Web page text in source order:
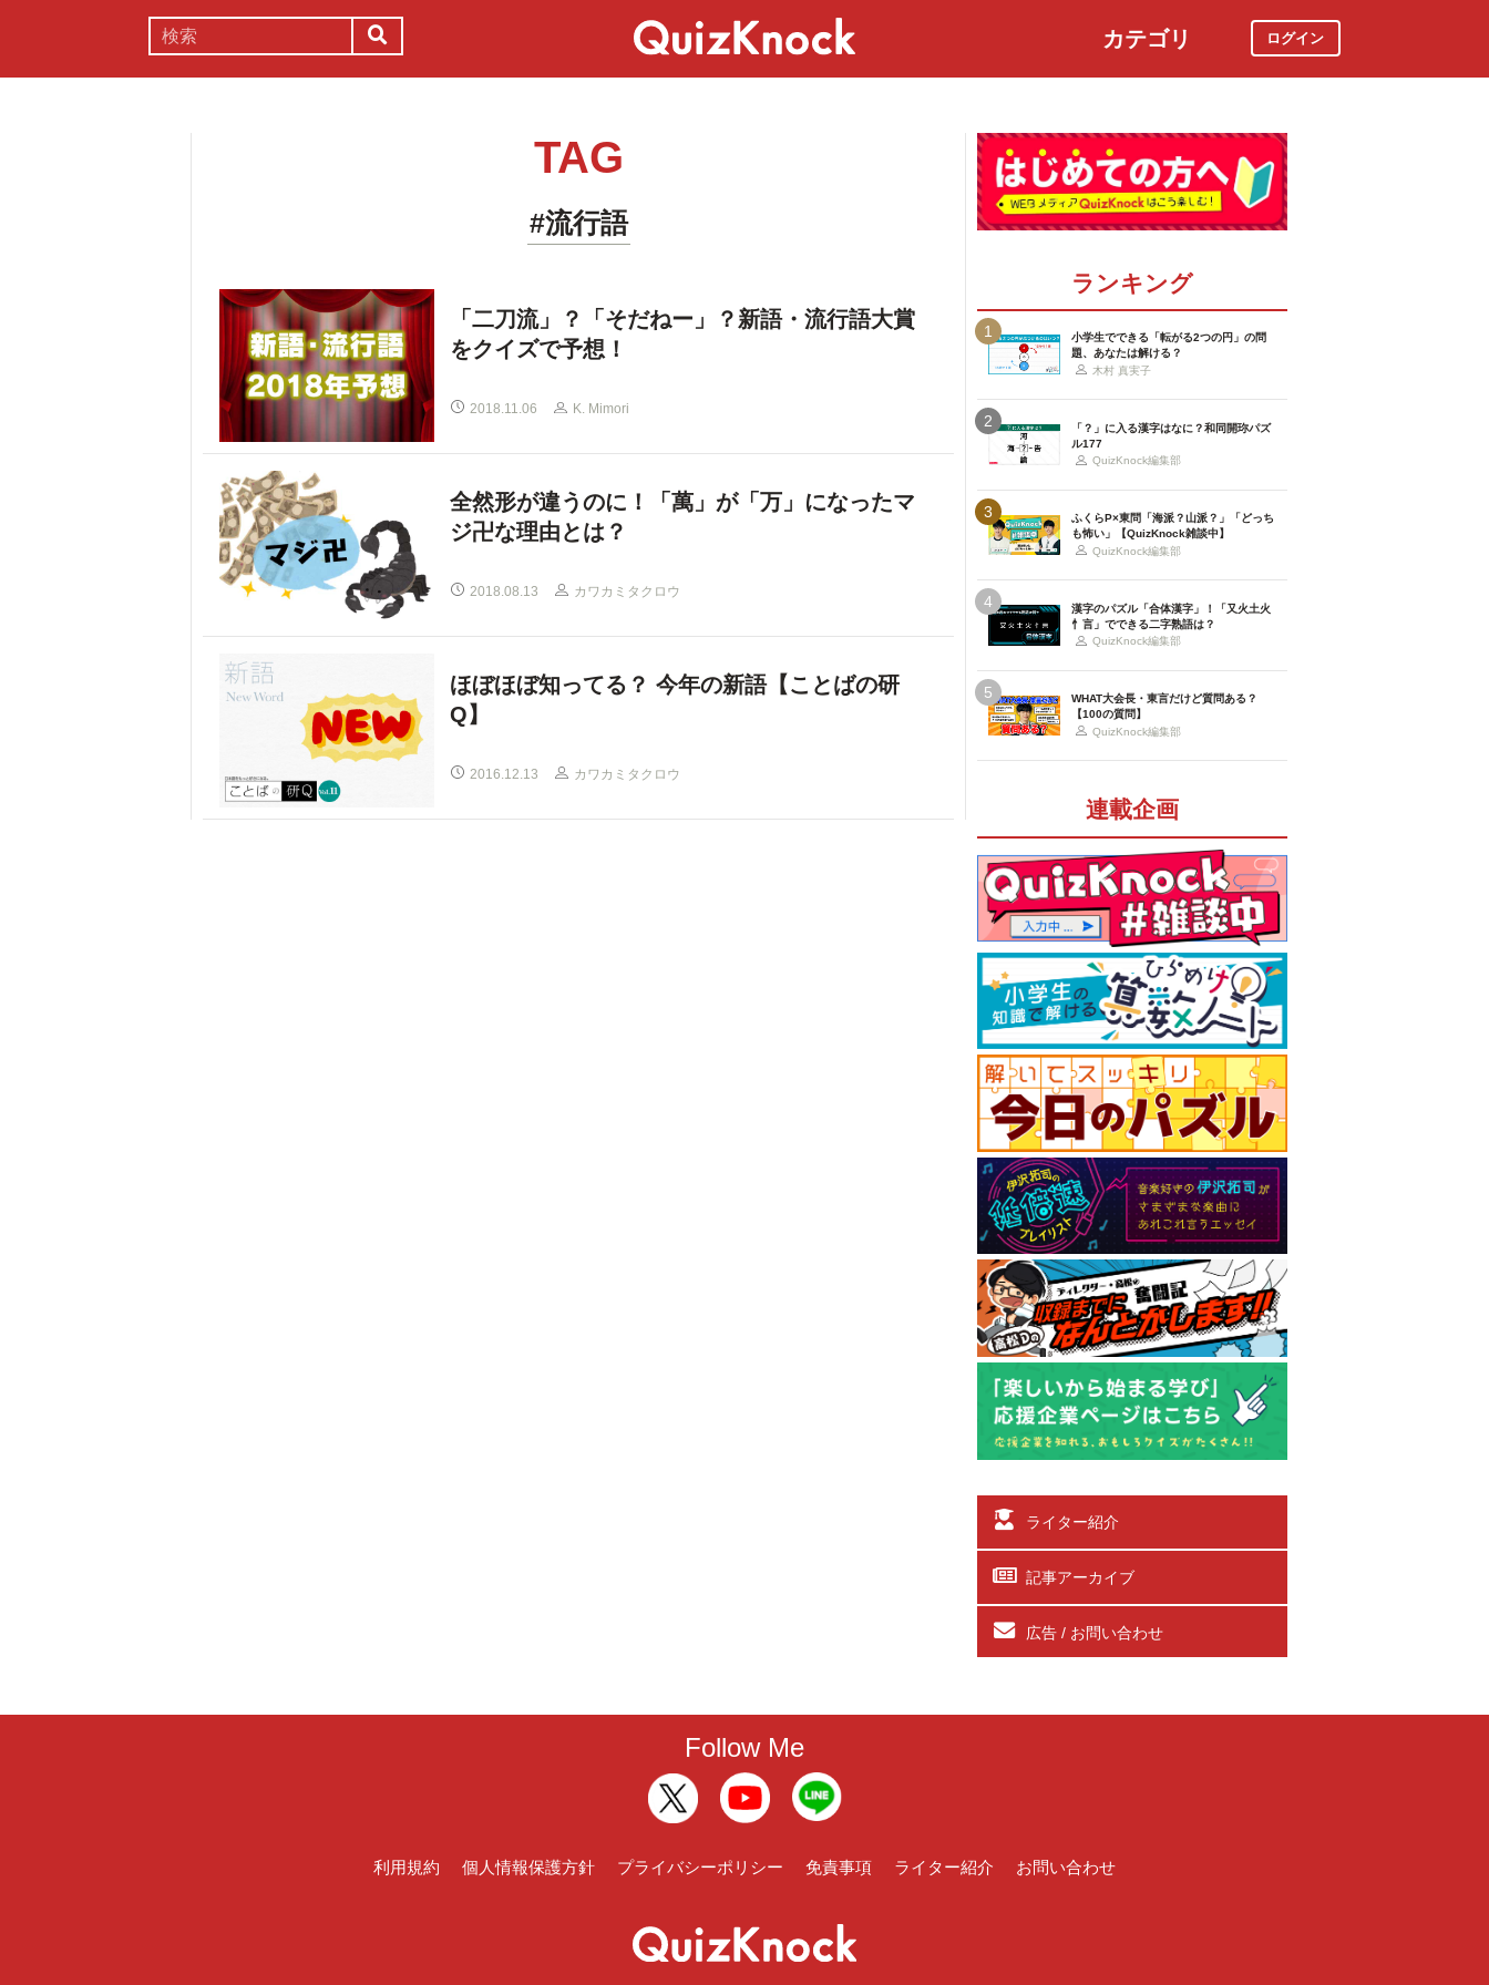
カテゴリ ログイン
TAG
#流行語
「二刀流」？「そだねー」？新語・流行語大賞
をクイズで予想！
2018.11.06 K. Mimori
全然形が違うのに！「萬」が「万」になったマ
ジ卍な理由とは？
2018.08.13 カワカミタクロウ
ほぼほぼ知ってる？ 今年の新語【ことばの研
Q】
2016.12.13 カワカミタクロウ
ランキング
1
小学生でできる「転がる2つの円」の問
題、あなたは解ける？
木村 真実子
2
「？」に入る漢字はなに？和同開珎パズ
ル177
QuizKnock編集部
3
ふくらP×東問「海派？山派？」「どっち
も怖い」【QuizKnock雑談中】
QuizKnock編集部
4
漢字のパズル「合体漢字」！「又火土火
忄言」でできる二字熟語は？
QuizKnock編集部
5
WHAT大会長・東言だけど質問ある？
【100の質問】
QuizKnock編集部
連載企画
ライター紹介
記事アーカイブ
広告 / お問い合わせ
Follow Me
利用規約 個人情報保護方針 プライバシーポリシー 免責事項 ライター紹介 お問い合わせ